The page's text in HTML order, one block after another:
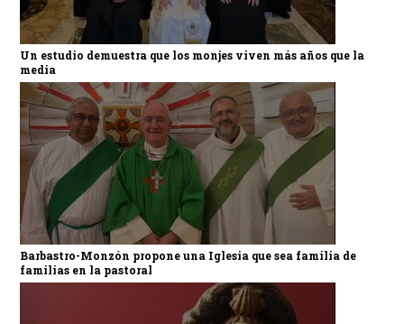
Un estudio demuestra que los monjes viven más años que la
media
Barbastro-Monzón propone una Iglesia que sea familia de
familias en la pastoral